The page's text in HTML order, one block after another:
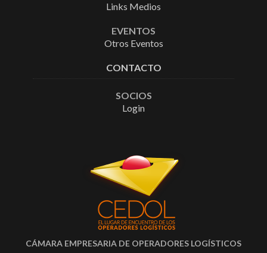
Links Medios
EVENTOS
Otros Eventos
CONTACTO
SOCIOS
Login
CÁMARA EMPRESARIA DE OPERADORES LOGÍSTICOS